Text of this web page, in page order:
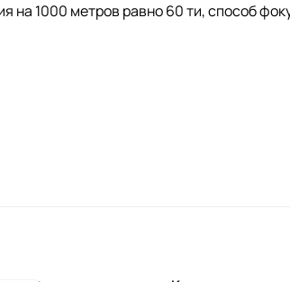
на 1000 метров равно 60 ти, способ